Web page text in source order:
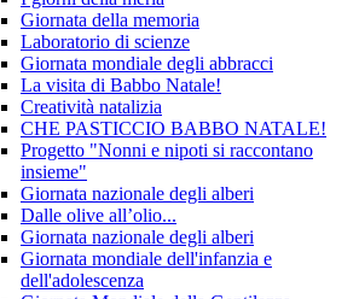
Giornata della memoria
Laboratorio di scienze
Giornata mondiale degli abbracci
La visita di Babbo Natale!
Creatività natalizia
CHE PASTICCIO BABBO NATALE!
Progetto "Nonni e nipoti si raccontano
insieme"
Giornata nazionale degli alberi
Dalle olive all’olio...
Giornata nazionale degli alberi
Giornata mondiale dell'infanzia e
dell'adolescenza